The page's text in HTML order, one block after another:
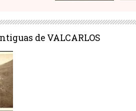
de VALCARLOS